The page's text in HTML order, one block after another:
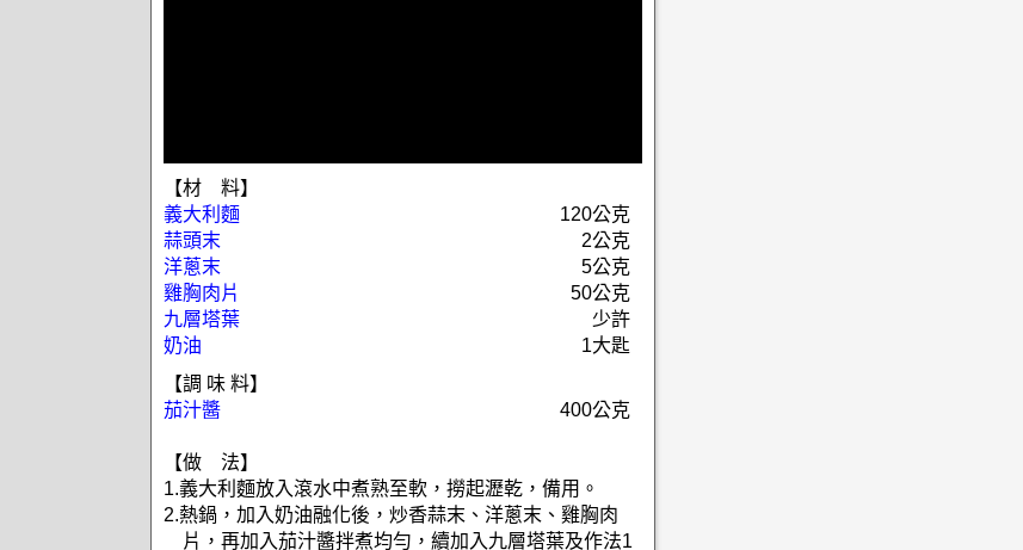
【材 料】
義大利麵
120公克
蒜頭末
2公克
洋蔥末
5公克
雞胸肉片
50公克
九層塔葉
少許
奶油
1大匙
【調 味 料】
茄汁醬
400公克
【做 法】
1.義大利麵放入滾水中煮熟至軟，撈起瀝乾，備用。
2.熱鍋，加入奶油融化後，炒香蒜末、洋蔥末、雞胸肉
片，再加入茄汁醬拌煮均勻，續加入九層塔葉及作法1